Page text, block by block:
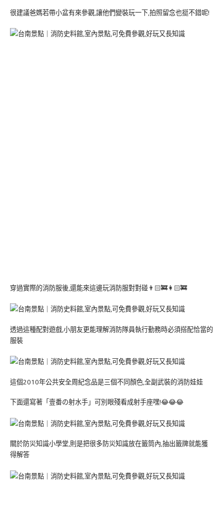
很建議爸媽若帶小盆有來參觀,讓他們變裝玩一下,拍照留念也挺不錯呢!
穿過實際的消防服後,還能來這邊玩消防服對對碰👨🏻‍🚒👩🏻‍🚒
透過這種配對遊戲,小朋友更能理解消防隊員執行勤務時必須搭配恰當的
服裝
這個2010年公共安全周紀念品是三個不同顏色,全副武裝的消防娃娃
下面還寫著「壹番の射水手」可別眼殘看成射手座嘿!😂😂😂
關於防災知識小學堂,則是把很多防災知識放在籤筒內,抽出籤牌就能獲
得解答